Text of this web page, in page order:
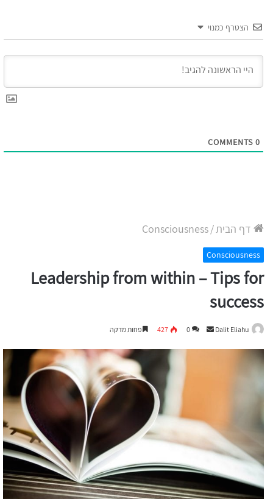
הצטרף כמנוי
0
דף הבית/
Consciousness
Consciousness
Leadership from within – Tips for
success
Dalit Eliahu
Send
0
427 פחות מדקה